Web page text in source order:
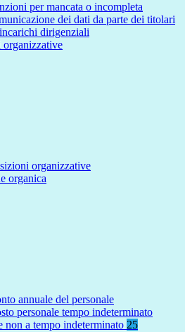
per mancata o incompleta
dei dati da parte dei titolari
dirigenziali
organizzative
organizzative
organica
annuale del personale
personale tempo indeterminato
non a tempo indeterminato 25